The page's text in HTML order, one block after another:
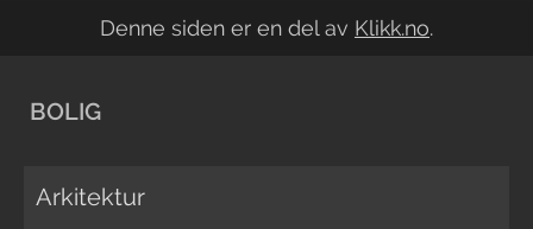
Denne siden er en del av Klikk.no.
BOLIG
Arkitektur